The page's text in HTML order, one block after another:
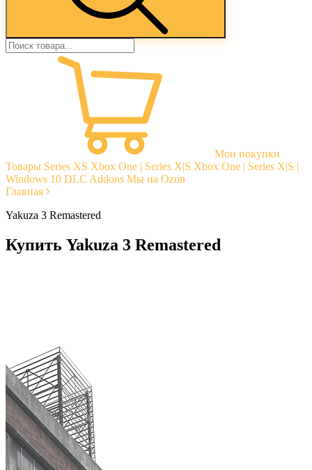
Мои покупки
Товары Series XS Xbox One | Series X|S Xbox One | Series X|S |
Windows 10 DLC Addons Мы на Ozon
Главная
Yakuza 3 Remastered
Купить Yakuza 3 Remastered